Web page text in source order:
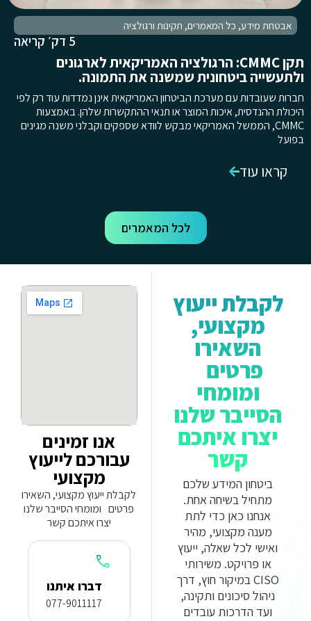
אבטחת מידע, כל המאמרים, תקינות ורגולציה
5 דק׳ קריאה
תקן CMMC: הרגולציה האמריקאית לארגונים
ולתעשייה ביטחונית שמשנה את התמונה.
חברות שעובדות עם מערכת הביטחון האמריקאית אינן נמדדות עוד רק לפי
היכולת ההנדסית, איכות המוצר או תנאי ההתקשרות שלהן. באמצעות
CMMC, הממשל האמריקאי מבקש לוודא שספקים וקבלני משנה מגינים
בפועל
קראו עוד
לכל המאמרים
לקבלת ייעוץ
מקצועי,
השאירו
פרטים
ומומחי
הסייבר שלנו
יצרו איתכם
קשר
ביטחון המידע שלכם
מתחיל בשיחה אחת.
אנחנו כאן כדי לתת
מענה מקצועי, מהיר
ואישי לכל שאלה, ייעוץ
או פרויקט. משירותי
CISO במיקור חוץ, דרך
ניהול סיכונים ותקינה,
ועד הדרכות עובדים
אנו זמינים
עבורכם לייעוץ
מקצועי
לקבלת ייעוץ מקצועי, השאירו
פרטים ומומחי הסייבר שלנו
יצרו איתכם קשר
דברו איתנו
077-9011117